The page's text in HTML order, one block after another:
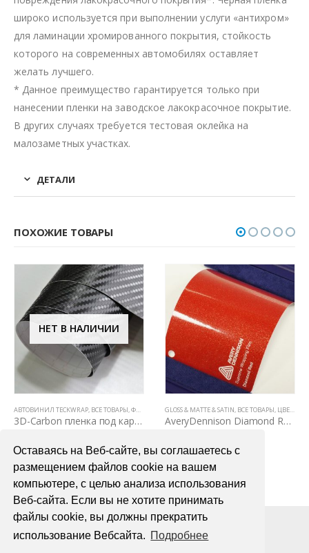
Оставаясь на Веб-сайте, вы соглашаетесь с
размещением файлов cookie на вашем
компьютере, с целью анализа использования
Веб-сайта. Если вы не хотите принимать
файлы cookie, вы должны прекратить
использование Вебсайта. Подробнее
широко используется при выполнении услуги «антихром»
для ламинации хромированного покрытия, стойкость
которого на современных автомобилях оставляет
желать лучшего.
* Данное преимущество гарантируется только при
нанесении пленки на заводское лакокрасочное покрытие.
В других случаях требуется тестовая оклейка на
малозаметных участках.
ДЕТАЛИ
ПОХОЖИЕ ТОВАРЫ
ПЛЕНКИ
ВСЕ ТОВАРЫ,ФАКТУРНЫЕ ПЛЕНКИ (КАРБОН, КАМУФЛЯЖ, ЦАРАПАННЫЙ МЕТАЛЛ) ,ЦВЕТНЫЕ
3D-Carbon пленка под карбон
GLOSS & MATTE & SATIN ВСЕ ТОВАРЫ, ЦВЕТНЫЕ ВИНИЛОВЫЕ ПЛЕНКИ
AveryDennison Diamond Red (красный металлик)
В КОРЗИНУ
ВСЕ ТОВАРЫ,ПЛЕНКИ С